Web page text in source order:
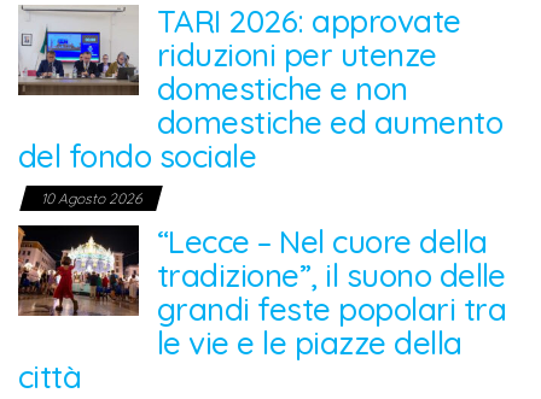
TARI 2026: approvate
riduzioni per utenze
domestiche e non
domestiche ed aumento
del fondo sociale
10 Agosto 2026
“Lecce – Nel cuore della
tradizione”, il suono delle
grandi feste popolari tra
le vie e le piazze della
città